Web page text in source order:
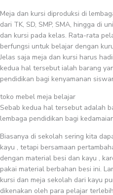
Meja dan kursi diproduksi di
dari TK, SD, SMP, SMA, hingga di
dan kursi pada kelas. Rata-rata
berfungsi untuk belajar dengan
Jelas saja meja dan kursi harus
kedua hal tersebut ialah barang
pendidikan bagi kenyamanan
toko mebel meja belajar
Sebab kedua hal tersebut adalah
lembaga pendidikan bagi
Biasanya di sekolah sering kita
kayu , tetapi bersamaan
dengan material besi dan kayu ,
pakai material berbahan besi ini.
kursi dan meja sekolah dari kayu
dikenakan oleh para pelajar